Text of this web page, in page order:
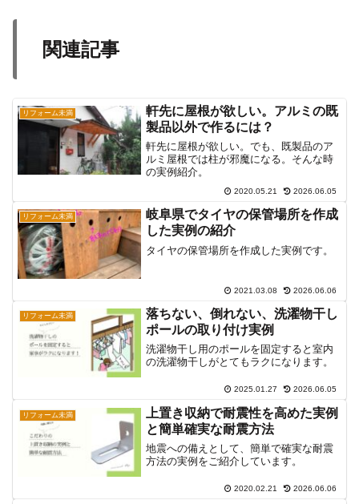
関連記事
リフォーム未満
軒先に屋根が欲しい。アルミの既
製品以外で作るには？
軒先に屋根が欲しい。でも、既製品のア
ルミ屋根では柱が邪魔になる。そんな時
の実例紹介。
2020.05.21 2026.06.05
リフォーム未満
岐阜県でタイヤの保管場所を作成
した実例の紹介
タイヤの保管場所を作成した実例です。
2021.03.08 2026.06.06
リフォーム未満
落ちない、倒れない、洗濯物干し
ポールの取り付け実例
洗濯物干し用のポールを固定すると室内
の洗濯物干しがとてもラクになります。
2025.01.27 2026.06.05
リフォーム未満
上置き収納で耐震性を高めた実例
と簡単確実な耐震方法
地震への備えとして、簡単で確実な耐震
方法の実例をご紹介しています。
2020.02.21 2026.06.06